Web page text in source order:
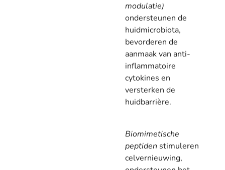
modulatie)
ondersteunen de
huidmicrobiota,
bevorderen de
aanmaak van anti-
inflammatoire
cytokines en
versterken de
huidbarrière.
Biomimetische
peptiden stimuleren
celvernieuwing,